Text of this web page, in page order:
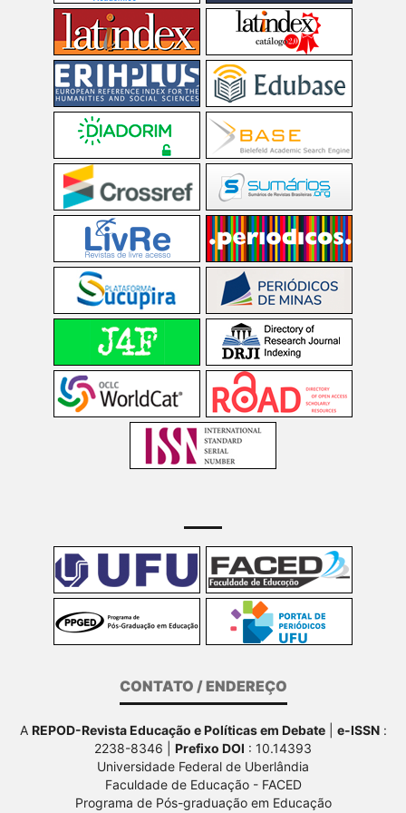
CONTATO / ENDEREÇO
A REPOD-Revista Educação e Políticas em Debate| e-ISSN:
2238-8346 | Prefixo DOI : 10.14393
Universidade Federal de Uberlândia
Faculdade de Educação - FACED
Programa de Pós-graduação em Educação